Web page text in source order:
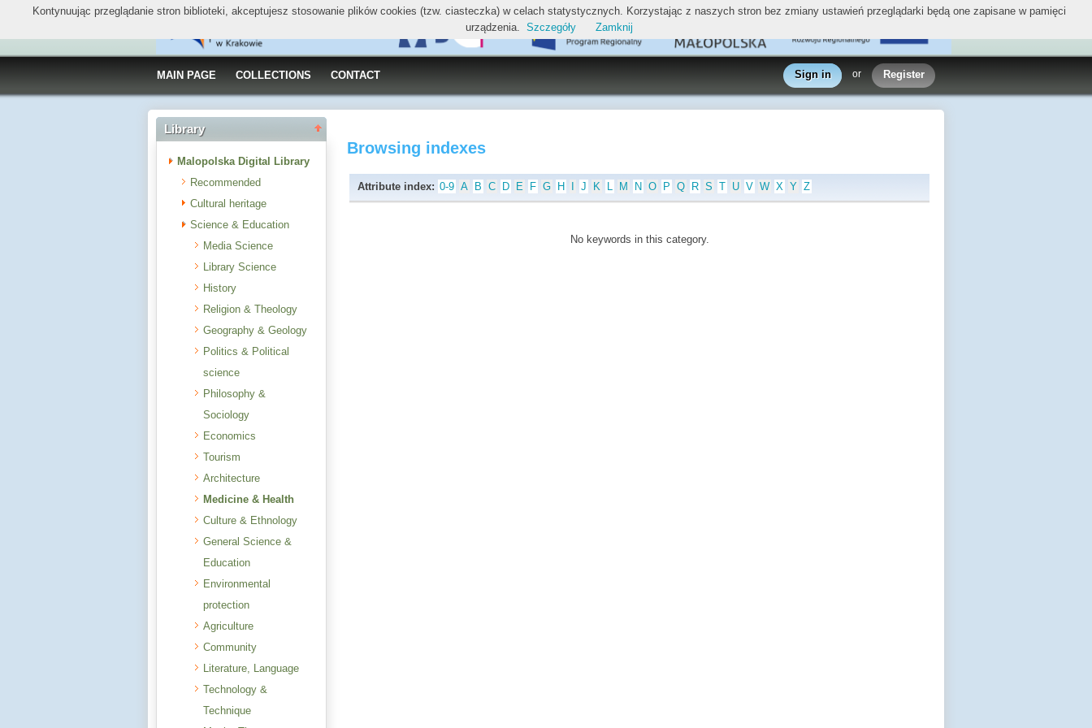
MAIN PAGE COLLECTIONS CONTACT Sign in or Register
Library
Malopolska Digital Library
Recommended
Cultural heritage
Science & Education
Media Science
Library Science
History
Religion & Theology
Geography & Geology
Politics & Political
science
Philosophy &
Sociology
Economics
Tourism
Architecture
Medicine & Health
Culture & Ethnology
General Science &
Education
Environmental
protection
Agriculture
Community
Literature, Language
Technology &
Technique
Browsing indexes
Attribute index: 0-9 A B C D E F G H J K L M N O P Q R S T U V W X Y Z
No keywords in this category.
Kontynuując przeglądanie stron biblioteki, akceptujesz stosowanie plików cookies (tzw. ciasteczka) w celach statystycznych. Korzystając z naszych stron bez zmiany ustawień przeglądarki będą one zapisane w pamięci
urządzenia. Szczegóły Zamknij